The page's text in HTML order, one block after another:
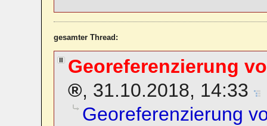
gesamter Thread:
Georeferenzierung
, 31.10.2018, 14:33
Georeferenzierung